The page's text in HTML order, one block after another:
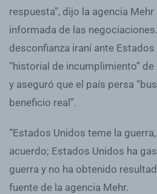
respuesta”, dijo la agencia
informada de las
desconfianza iraní ante
“historial de incumplimiento”
y aseguró que el país persa
beneficio real”.
“Estados Unidos teme la
acuerdo; Estados Unidos ha
guerra y no ha obtenido
fuente de la agencia Mehr.